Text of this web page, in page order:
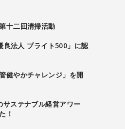
十二回清掃活動
良法人 ブライト500」に認
健やかチャレンジ」を開
サステナブル経営アワー
！